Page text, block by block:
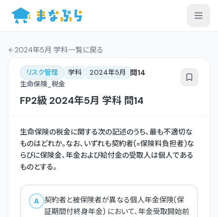
2024年5月 学科一覧に戻る
リスク管理 学科 2024年5月 問14
生命保険_税金
FP2級 2024年5月 学科 問14
生命保険の税金に関する次の記述のうち、最も不適切な
ものはどれか。なお、いずれも契約者(=保険料負担者)な
らびに保険金、年金および給付金の受取人は個人である
ものとする。
A
契約者と被保険者が異なる個人年金保険(保
証期間付終身年金) において、年金受取開始前